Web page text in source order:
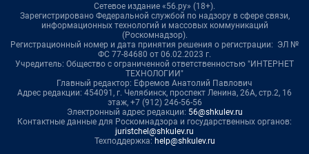
Сетевое издание «56.ру» (18+).
Зарегистрировано Федеральной службой по надзору в сфере связи,
информационных технологий и массовых коммуникаций
(Роскомнадзор).
Регистрационный номер и дата принятия решения о регистрации: ЭЛ №
ФС 77-84680 от 06.02.2023 г.
Учредитель: Общество с ограниченной ответственностью "ИНТЕРНЕТ
ТЕХНОЛОГИИ"
Главный редактор: Ефремов Анатолий Павлович
Адрес редакции: 454091, г. Челябинск, проспект Ленина, 26А, стр.2, 16
этаж, +7 (912) 246-56-56
Электронный адрес редакции: 56@shkulev.ru
Контактные данные для Роскомнадзора и государственных органов:
juristchel@shkulev.ru
Техподдержка: help@shkulev.ru